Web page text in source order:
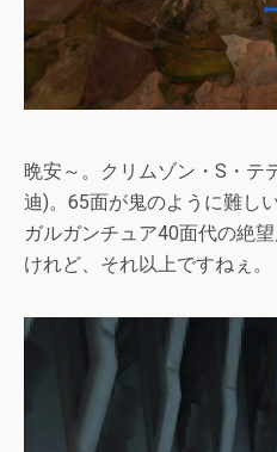
晩安～。クリムゾン・S・テ
迪)。65面が鬼のように難し
ガルガンチュア40面代の絶
けれど、それ以上ですねぇ。